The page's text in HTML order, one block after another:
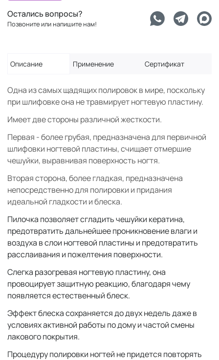
Остались вопросы?
Позвоните или напишите нам!
Описание Применение Сертификат
Одна из самых щадящих полировок в мире, поскольку
при шлифовке она не травмирует ногтевую пластину.
Имеет две стороны различной жесткости.
Первая - более грубая, предназначена для первичной
шлифовки ногтевой пластины, счищает отмершие
чешуйки, выравнивая поверхность ногтя.
Вторая сторона, более гладкая, предназначена
непосредственно для полировки и придания
идеальной гладкости и блеска.
Пилочка позволяет сгладить чешуйки кератина,
предотвратить дальнейшее проникновение влаги и
воздуха в слои ногтевой пластины и предотвратить
расслаивания и пожелтения поверхности.
Слегка разогревая ногтевую пластину, она
провоцирует защитную реакцию, благодаря чему
появляется естественный блеск.
Эффект блеска сохраняется до двух недель даже в
условиях активной работы по дому и частой смены
лакового покрытия.
Процедуру полировки ногтей не придется повторять